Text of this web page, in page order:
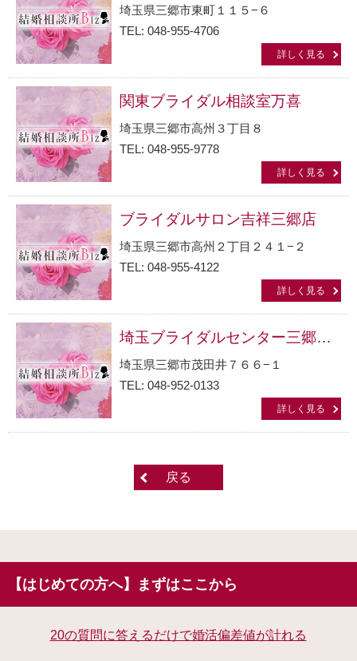
埼玉県三郷市東町１１５−６
TEL: 048-955-4706
詳しく見る
関東ブライダル相談室万喜
埼玉県三郷市高州３丁目８
TEL: 048-955-9778
詳しく見る
ブライダルサロン吉祥三郷店
埼玉県三郷市高州２丁目２４１−２
TEL: 048-955-4122
詳しく見る
埼玉ブライダルセンター三郷相談室
埼玉県三郷市茂田井７６６−１
TEL: 048-952-0133
詳しく見る
戻る
【はじめての方へ】まずはここから
20の質問に答えるだけで婚活偏差値が計れる